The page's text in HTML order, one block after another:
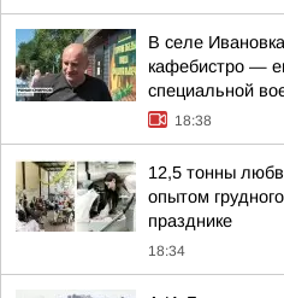
В селе
кафебистро —
специальной
18:38
12,5 тонны
опытом
празднике
18:34